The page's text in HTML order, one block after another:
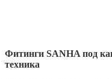
Фитинги SANHA под
техника